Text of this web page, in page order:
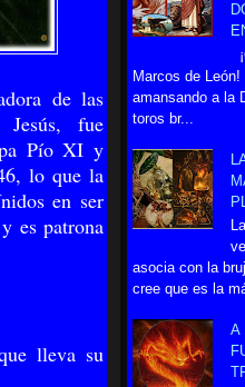
Marcos de
amansando a la
toros br...
asocia con la
cree que es la
A
de las
Jesús, fue
Pío XI y
lo que la
en ser
es patrona
lleva su